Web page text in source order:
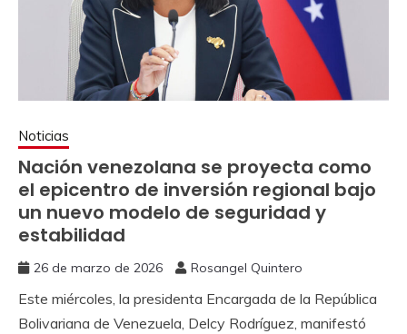
Noticias
Nación venezolana se proyecta como
el epicentro de inversión regional bajo
un nuevo modelo de seguridad y
estabilidad
26 de marzo de 2026 Rosangel Quintero
Este miércoles, la presidenta Encargada de la República
Bolivariana de Venezuela, Delcy Rodríguez, manifestó